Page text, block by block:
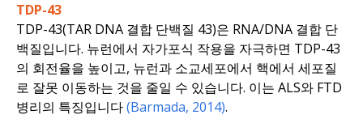
TDP-43
TDP-43(TAR DNA 결합 단백질 43)은 RNA/DNA 결합 단
백질입니다. 뉴런에서 자가포식 작용을 자극하면 TDP-43
의 회전율을 높이고, 뉴런과 소교세포에서 핵에서 세포질
로 잘못 이동하는 것을 줄일 수 있습니다. 이는 ALS와 FTD
병리의 특징입니다(Barmada, 2014).